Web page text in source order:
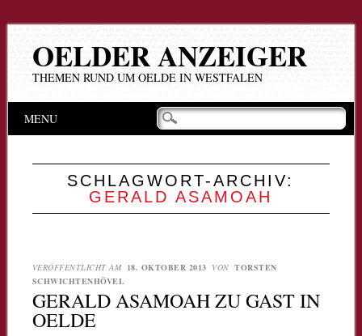
OELDER ANZEIGER
THEMEN RUND UM OELDE IN WESTFALEN
Hauptmenü
Inhalt
MENU
SCHLAGWORT-ARCHIV:
GERALD ASAMOAH
VERÖFFENTLICHT AM 18. OKTOBER 2013 VON TORSTEN
SCHWICHTENHÖVEL
GERALD ASAMOAH ZU GAST IN
OELDE